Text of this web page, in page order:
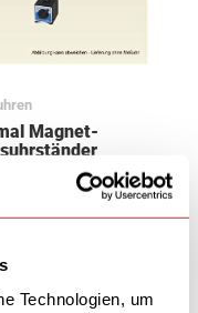
Technologien, um
Magnet-
In den Warenkorb